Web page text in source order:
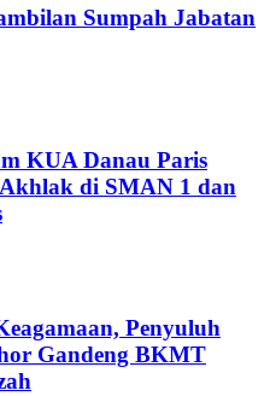
Sumpah Jabatan
KUA Danau Paris
di SMAN 1 dan
Penyuluh
Gandeng BKMT